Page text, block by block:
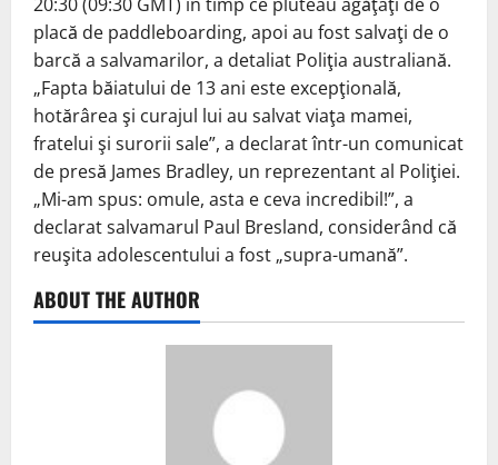
placă de paddleboarding, apoi au fost salvaţi de o
barcă a salvamarilor, a detaliat Poliţia australiană.
„Fapta băiatului de 13 ani este excepţională,
hotărârea şi curajul lui au salvat viaţa mamei,
fratelui şi surorii sale”, a declarat într-un comunicat
de presă James Bradley, un reprezentant al Poliţiei.
„Mi-am spus: omule, asta e ceva incredibil!”, a
declarat salvamarul Paul Bresland, considerând că
reuşita adolescentului a fost „supra-umană”.
ABOUT THE AUTHOR